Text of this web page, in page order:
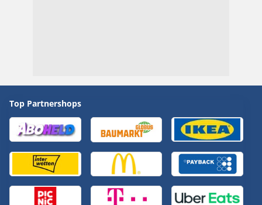
Top Partnershops